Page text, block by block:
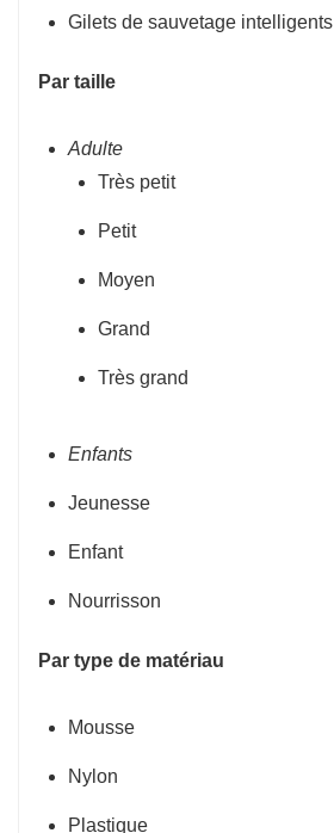
Gilets de sauvetage intelligents
Par taille
Adulte
Très petit
Petit
Moyen
Grand
Très grand
Enfants
Jeunesse
Enfant
Nourrisson
Par type de matériau
Mousse
Nylon
Plastique